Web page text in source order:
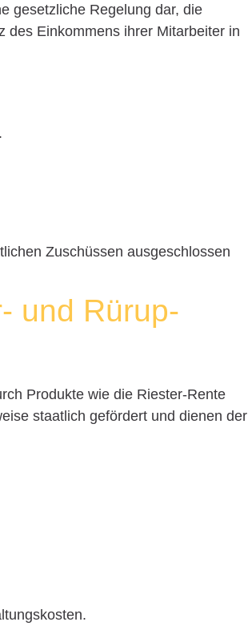
gesetzliche Regelung dar, die
des Einkommens ihrer Mitarbeiter in
Zuschüssen ausgeschlossen
und Rürup-
Produkte wie die Riester-Rente
staatlich gefördert und dienen der